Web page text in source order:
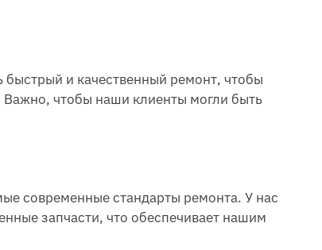
и качественный ремонт, чтобы
Важно, чтобы наши клиенты могли быть
современные стандарты ремонта. У нас
запчасти, что обеспечивает нашим